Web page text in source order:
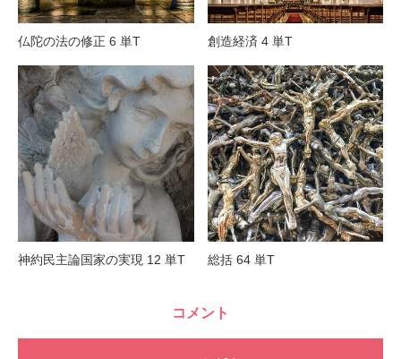
仏陀の法の修正 6 単T 創造経済 4 単T
神約民主論国家の実現 12 単T 総括 64 単T
コメント